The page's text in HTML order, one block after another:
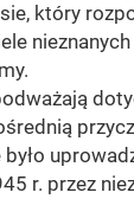
który
r. przez